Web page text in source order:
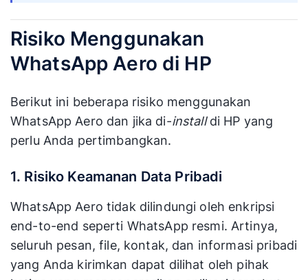
Risiko Menggunakan
WhatsApp Aero di HP
Berikut ini beberapa risiko menggunakan
WhatsApp Aero dan jika di-installdi HP yang
perlu Anda pertimbangkan.
1. Risiko Keamanan Data Pribadi
WhatsApp Aero tidak dilindungi oleh enkripsi
end-to-end seperti WhatsApp resmi. Artinya,
seluruh pesan, file, kontak, dan informasi pribadi
yang Anda kirimkan dapat dilihat oleh pihak